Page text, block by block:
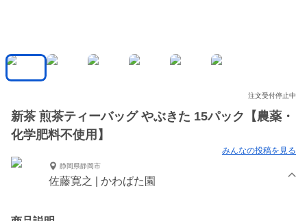
注文受付停止中
新茶 煎茶ティーバッグ やぶきた 15パック【農薬・
化学肥料不使用】
みんなの投稿を見る
静岡県静岡市
佐藤寛之 | かわばた園